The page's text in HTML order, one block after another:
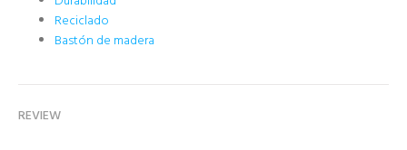
Reciclado
Bastón de madera
REVIEW